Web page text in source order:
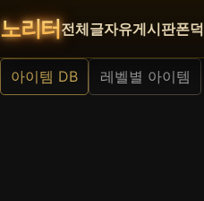
노리터전체글자유게시판폰덕
아이템 DB 레벨별 아이템